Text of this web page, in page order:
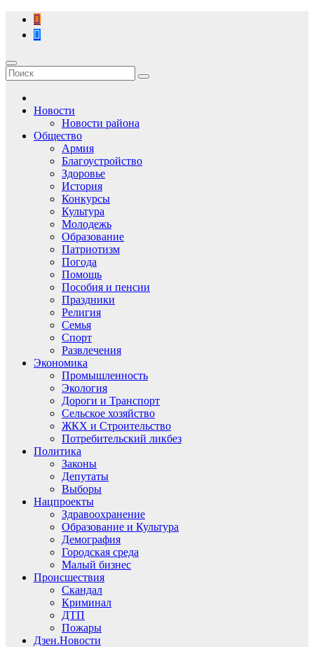
Перейти
содержимому
Новости
Новости района
Общество
Армия
Благоустройство
Здоровье
История
Конкурсы
Культура
Молодежь
Образование
Патриотизм
Погода
Помощь
Пособия и пенсии
Праздники
Религия
Семья
Спорт
Развлечения
Экономика
Промышленность
Экология
Дороги и Транспорт
Сельское хозяйство
ЖКХ и Строительство
Потребительский ликбез
Политика
Законы
Депутаты
Выборы
Нацпроекты
Здравоохранение
Образование и Культура
Демография
Городская среда
Малый бизнес
Происшествия
Скандал
Криминал
ДТП
Пожары
Дзен.Новости